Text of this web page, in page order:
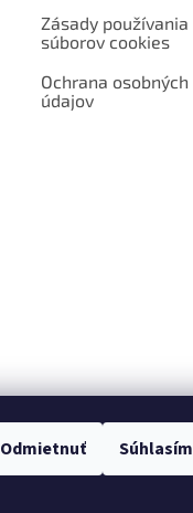
Odmietnuť Súhlasím
Zásady používania
súborov cookies
Ochrana osobných
údajov